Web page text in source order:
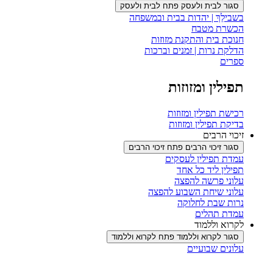
סגור לבית ולעסק פתח לבית ולעסק
בשבילֵךְ | יהדות בבית ובמשפחה
הכשרת מטבח
חנוכת בית והתקנת מזוזות
הדלקת נרות | זמנים וברכות
ספרים
תפילין ומזוזות
רכישת תפילין ומזוזות
בדיקת תפילין ומזוזות
זיכוי הרבים
סגור זיכוי הרבים פתח זיכוי הרבים
עמדת תפילין לעסקים
תפילין ליד כל אחד
עלוני פרשה להפצה
עלוני שיחת השבוע להפצה
נרות שבת לחלוקה
עמדת תהלים
לקרוא וללמוד
סגור לקרוא וללמוד פתח לקרוא וללמוד
עלונים שבועיים